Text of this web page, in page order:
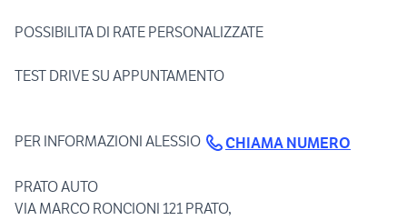
POSSIBILITA DI RATE PERSONALIZZATE
TEST DRIVE SU APPUNTAMENTO
PER INFORMAZIONI ALESSIO CHIAMA NUMERO
PRATO AUTO
VIA MARCO RONCIONI 121 PRATO,